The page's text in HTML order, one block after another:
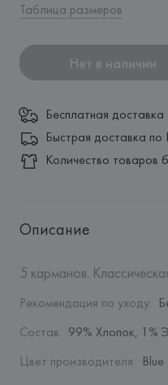
Таблица размеров
Нет в наличии
Бесплатная
Быстрая доставка по
Количество товаров
Описание
5 карманов.
Рекомендация по уходу:
Состав: 99% Хлопок, 1%
Цвет производителя: